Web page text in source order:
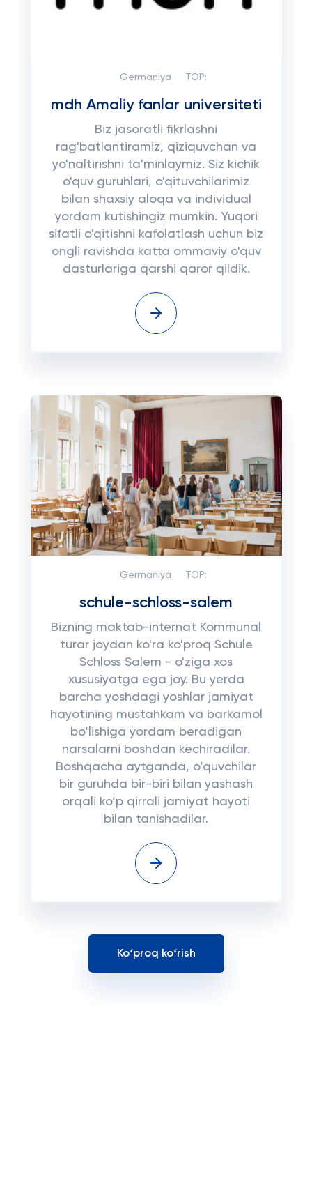
Germaniya TOP:
mdh Amaliy fanlar universiteti
Biz jasoratli fikrlashni
rag'batlantiramiz, qiziquvchan va
yo'naltirishni ta'minlaymiz. Siz kichik
o'quv guruhlari, o'qituvchilarimiz
bilan shaxsiy aloqa va individual
yordam kutishingiz mumkin. Yuqori
sifatli o'qitishni kafolatlash uchun biz
ongli ravishda katta ommaviy o'quv
dasturlariga qarshi qaror qildik.
Germaniya TOP:
schule-schloss-salem
Bizning maktab-internat Kommunal
turar joydan ko'ra ko'proq Schule
Schloss Salem - o'ziga xos
xususiyatga ega joy. Bu yerda
barcha yoshdagi yoshlar jamiyat
hayotining mustahkam va barkamol
bo‘lishiga yordam beradigan
narsalarni boshdan kechiradilar.
Boshqacha aytganda, o‘quvchilar
bir guruhda bir-biri bilan yashash
orqali ko‘p qirrali jamiyat hayoti
bilan tanishadilar.
Koʻproq koʻrish